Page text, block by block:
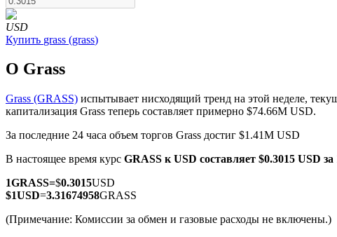
Фьючерсы на COIN-M
Криптовалютные фьючерсы
USD
Купить grass (grass)
О Grass
Grass (GRASS) испытывает нисходящий тренд на этой неделе,
капитализация Grass теперь составляет примерно $74.66M USD.
За последние 24 часа объем торгов Grass достиг $1.41M USD
В настоящее время курс GRASS к USD составляет $0.3015 USD
1GRASS=$0.3015USD
$1USD=3.31674958GRASS
(Примечание: Комиссии за обмен и газовые расходы не включены.)